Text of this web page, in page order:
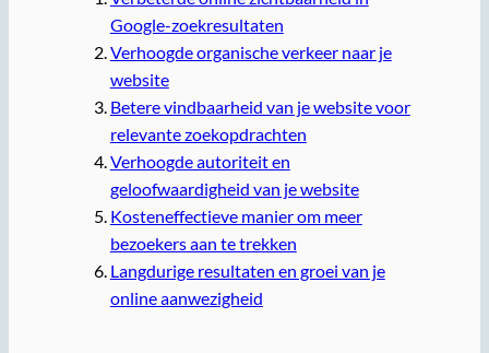
Google-zoekresultaten
Verhoogde organische verkeer naar je
website
Betere vindbaarheid van je website voor
relevante zoekopdrachten
Verhoogde autoriteit en
geloofwaardigheid van je website
Kosteneffectieve manier om meer
bezoekers aan te trekken
Langdurige resultaten en groei van je
online aanwezigheid